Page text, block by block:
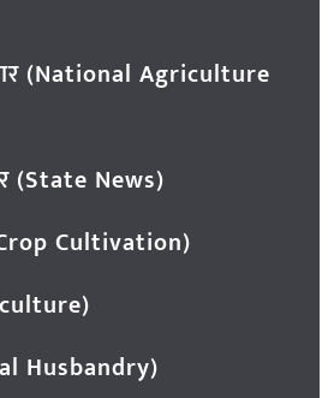
(National Agriculture
(State News)
Cultivation)
Husbandry)